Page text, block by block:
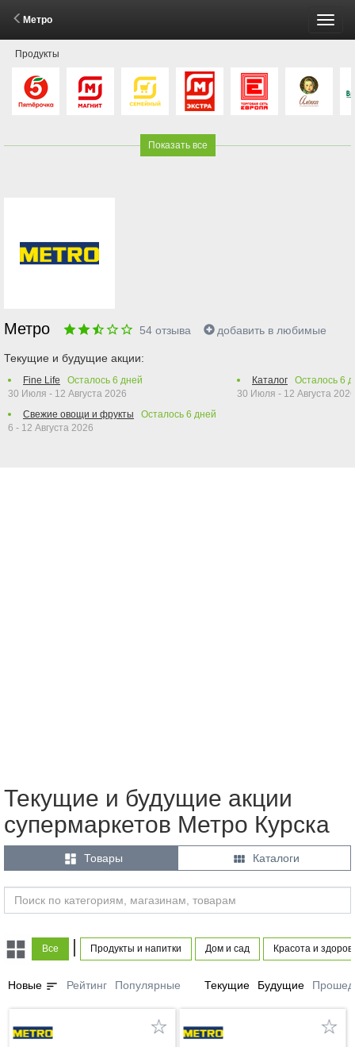
Метро
Продукты
Показать все
Метро 54 отзыва добавить в любимые
Текущие и будущие акции:
Fine Life Осталось 6 дней
30 Июля - 12 Августа 2026
Свежие овощи и фрукты
Осталось 6 дней
6 - 12 Августа 2026
Каталог Осталось 6
30 Июля - 12 Августа 2026
Текущие и будущие акции
супермаркетов Метро Курска
 Товары  Каталоги
Все | Продукты и напитки Дом и сад Красота и
Новые sort Рейтинг Популярные Текущие Будущие